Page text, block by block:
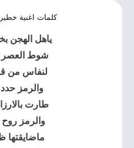
كلمات اغنية
ياهل الهجن
شوط العصر
لنفاس من
والرمز
طارت
والرمز
ماضايقتها